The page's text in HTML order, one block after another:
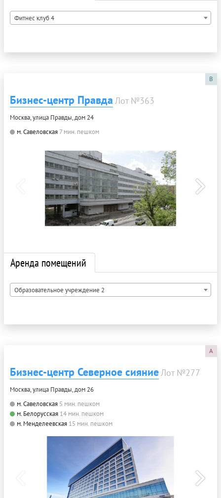
Фитнес клуб 4
B
Бизнес-центр Правда Лот №363
Москва, улица Правды, дом 24
м. Савеловская 7 мин. пешком
Аренда помещений
Образовательное учреждение 2
A
Бизнес-центр Северное сияниеЛот №277
Москва, улица Правды, дом 26
м. Савеловская 5 мин. пешком
м. Белорусская 14 мин. пешком
м. Менделеевская 15 мин. пешком